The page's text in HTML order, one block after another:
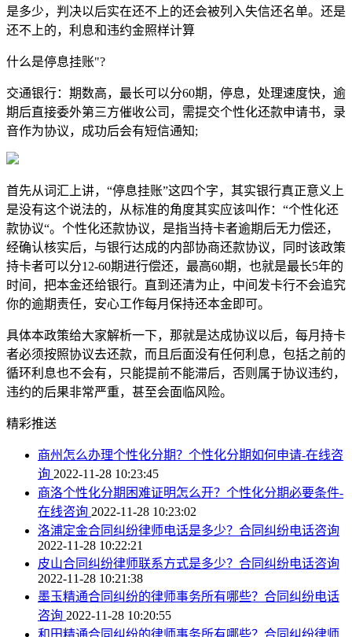
是多少，判决以后实在还不上的还会被列入失信还名单。还是
还不上的，利息和违约金照样计算
什么是停息挂账"?
交通银行：期数高，最长可以分60期，停息，处理速度快，逾
期后直接委外第三方催收公司，需提交个性化还款申请书，录
音作为协议，成功后会有短信通知;
首先从词汇上讲，“停息挂账”这四个字，其实银行真正意义上
是没有这个说法的，从标准的角度其实应该叫作：“个性化还
款协议“。个性化还款协议，是指当持卡者逾期后无力偿还，
经确认核实后，与银行达成的内部协商还款协议，同时该政策
持卡者可以分12-60期进行偿还，最高60期，也就是最长5年的
时间，把本金还给银行。直到还清为止，中间发卡行不会追究
你的逾期责任，安心工作每月保持还本金即可。
具体本政策给大家解析一下，那就是达成协议以后，每月持卡
者必须按照协议去还款，而且后面没有任何利息，包括之前的
循环利息也不会有，只能提前不能滞后，否则属于协议违约，
违约的后果非常严重，甚至会面临风险。
精彩推送
商州怎么办理个性化分期？个性化分期如何申请-在线咨
询 2022-11-28 10:23:45
商洛个性化分期困难证明怎么开？个性化分期必要条件-
在线咨询 2022-11-28 10:23:02
洛浦定金合同纠纷律师电话是多少？合同纠纷电话咨询
2022-11-28 10:22:21
皮山合同纠纷律师联系方式是多少？合同纠纷电话咨询
2022-11-28 10:21:38
墨玉精通合同纠纷的律师事务所有哪些？合同纠纷电话
咨询 2022-11-28 10:20:55
和田精通合同纠纷的律师事务所有哪些？合同纠纷律师